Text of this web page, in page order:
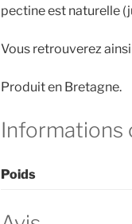
pectine est naturelle
Vous retrouverez
Produit en Bretagne.
Informations
Poids